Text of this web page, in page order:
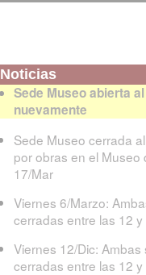
Noticias
Sede Museo abierta
nuevamente
Sede Museo cerrada
por obras en el Museo
17/Mar
Viernes 6/Marzo:
cerradas entre las 12
Viernes 12/Dic: Ambas
cerradas entre las 12